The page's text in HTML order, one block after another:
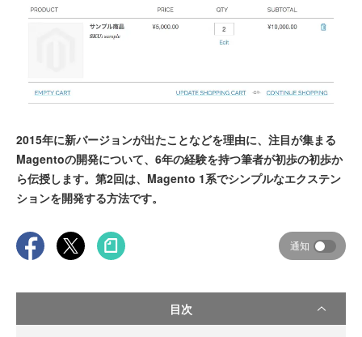
2015年に新バージョンが出たことなどを理由に、注目が集まる
Magentoの開発について、6年の経験を持つ筆者が初歩の初歩か
ら伝授します。第2回は、Magento 1系でシンプルなエクステン
ションを開発する方法です。
通知
目次